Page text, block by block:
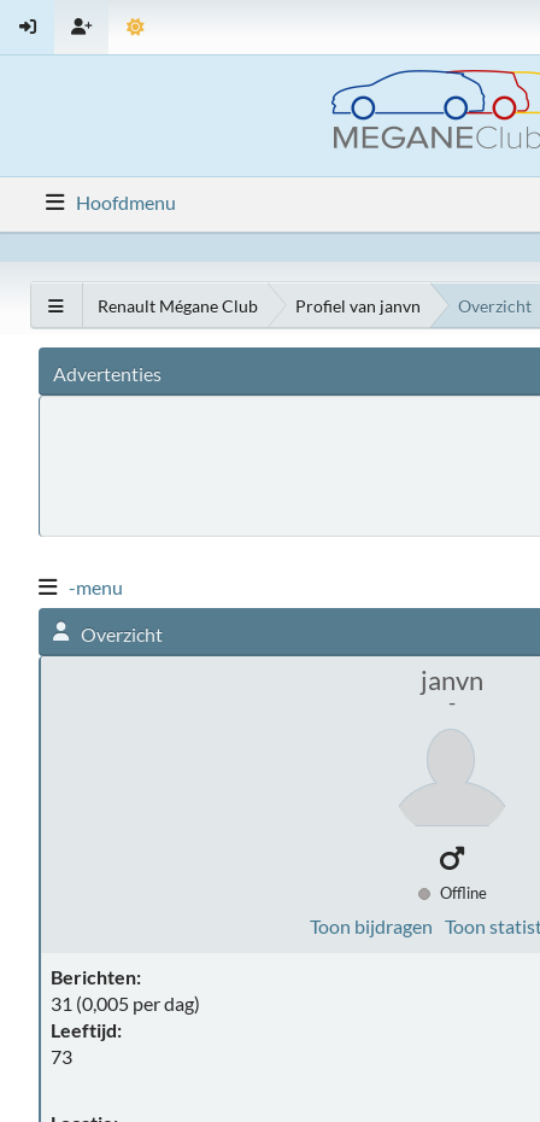
Hoofdmenu
Renault Mégane Club Profiel van janvn Overzicht
Advertenties
-menu
Overzicht
janvn
-
Offline
Toon bijdragen Toon
Berichten:
31 (0,005 per dag)
Leeftijd:
73